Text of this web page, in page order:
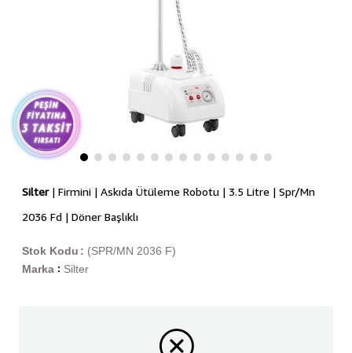
Silter| Firmini | Askıda Ütüleme Robotu | 3.5 Litre | Spr/Mn
2036 Fd | Döner Başlıklı
(SPR/MN 2036 F)
Stok Kodu
Marka : Silter